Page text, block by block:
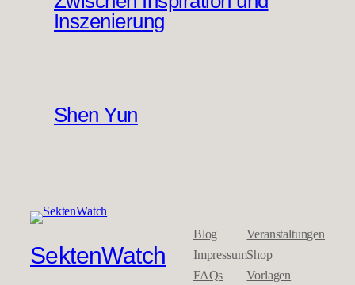
Inszenierung
Shen Yun
SektenWatch
Blog
Impressum
FAQs
Veranstaltungen
Shop
Vorlagen